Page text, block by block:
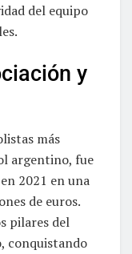
del equipo
y
más
argentino, fue
2021 en una
de euros.
pilares del
conquistando